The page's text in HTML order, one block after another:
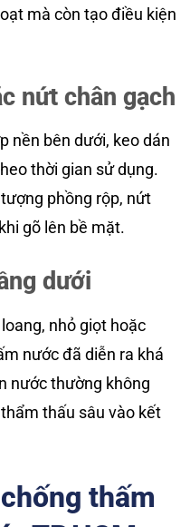
mà còn tạo điều kiện
nứt chân gạch
nền bên dưới, keo dán
thời gian sử dụng.
phồng rộp, nứt
gõ lên bề mặt.
dưới
nhỏ giọt hoặc
nước đã diễn ra khá
nước thường không
thấu sâu vào kết
thấm